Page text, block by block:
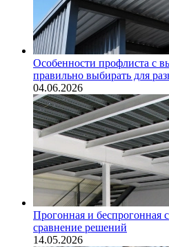
Особенности профлиста с
правильно выбирать для
04.06.2026
Прогонная и беспрогонная
сравнение решений
14.05.2026